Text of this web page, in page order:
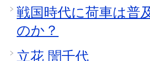
戦国時代に荷車は普
のか？
立花 誾千代